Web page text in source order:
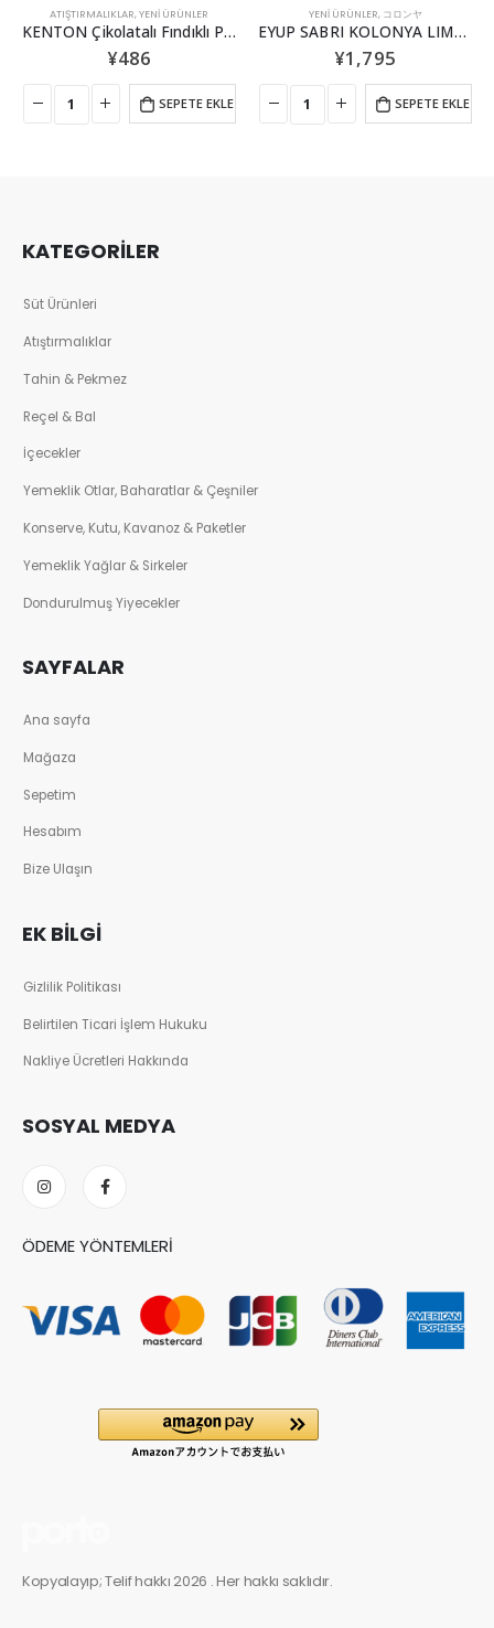
YENİ ÜRÜNLERATIŞTIRMALIKLAR,YENİ ÜRÜNLER
KENTON Çikolatalı Fındıklı Puding
¥486
SEPETE EKLE
YENİ ÜRÜNLER, コロンヤ
EYUP SABRI KOLONYA LIMON 200ML
¥1,795
SEPETE EKLE
KATEGORİLER
Süt Ürünleri
Atıştırmalıklar
Tahin & Pekmez
Reçel & Bal
İçecekler
Yemeklik Otlar, Baharatlar & Çeşniler
Konserve, Kutu, Kavanoz & Paketler
Yemeklik Yağlar & Sirkeler
Dondurulmuş Yiyecekler
SAYFALAR
Ana sayfa
Mağaza
Sepetim
Hesabım
Bize Ulaşın
EK BILGI
Gizlilik Politikası
Belirtilen Ticari İşlem Hukuku
Nakliye Ücretleri Hakkında
SOSYAL MEDYA
ÖDEME YÖNTEMLERI
Kopyalayıp; Telif hakkı 2026 . Her hakkı saklıdır.